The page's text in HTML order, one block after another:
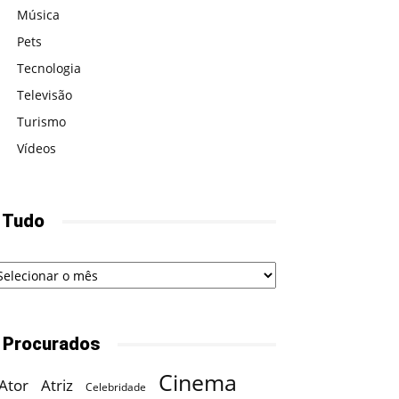
Música
Pets
Tecnologia
Televisão
Turismo
Vídeos
Tudo
Procurados
Atriz Celebridade Cinema